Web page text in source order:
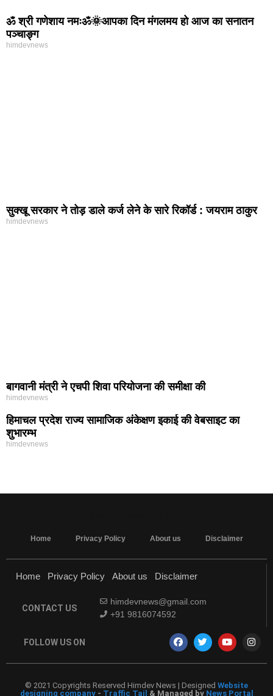
ॐ श्री गणेशाय नमःॐ🌞आपका दिन मंगलमय हो आज का सनातन
पञ्चाङ्ग
himdevnews
सुक्खू सरकार ने तोड़ डाले कर्ज लेने के सारे रिकॉर्ड : जयराम ठाकुर
himdevnews
बागवानी मंत्री ने एचपी शिवा परियोजना की समीक्षा की
himdevnews
हिमाचल प्रदेश राज्य सामाजिक अंकेक्षण इकाई की वेबसाइट का
शुभारम्भ
himdevnews
Home Privacy Policy About us Disclaimer
Home Privacy Policy About us Disclaimer
CONTACT US
himdevnews@gmail.com
+91 9816074592
FOLLOW US ON
© 2021 Copyrights Reserved Himdev News | Designed Website
designing company- Traffic Tail & Managed by News Portal